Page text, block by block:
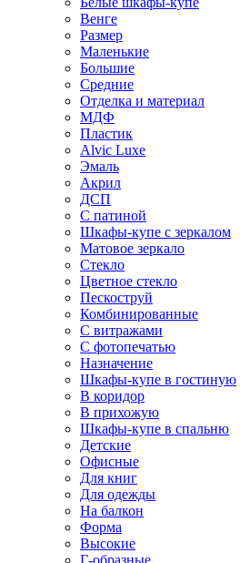
Венге
Размер
Маленькие
Большие
Средние
Отделка и материал
МДФ
Пластик
Alvic Luxe
Эмаль
Акрил
ДСП
С патиной
Шкафы-купе с зеркалом
Матовое зеркало
Стекло
Цветное стекло
Пескоструй
Комбинированные
С витражами
С фотопечатью
Назначение
Шкафы-купе в гостиную
В коридор
В прихожую
Шкафы-купе в спальню
Детские
Офисные
Для книг
Для одежды
На балкон
Форма
Высокие
Г-образные